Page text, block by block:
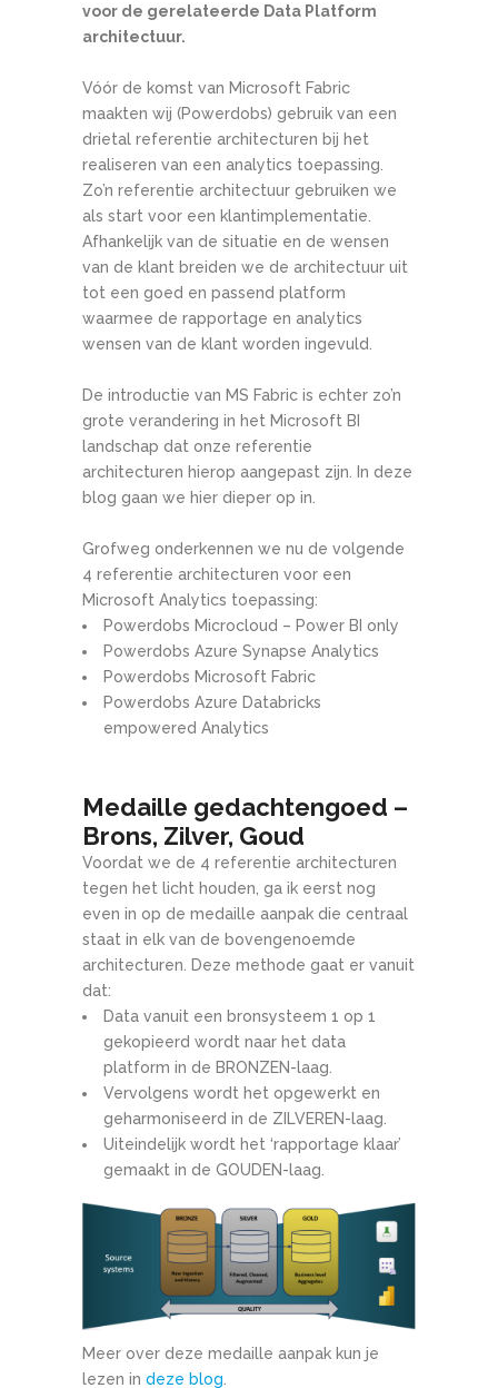
voor de gerelateerde Data Platform
architectuur.
Vóór de komst van Microsoft Fabric
maakten wij (Powerdobs) gebruik van een
drietal referentie architecturen bij het
realiseren van een analytics toepassing.
Zo’n referentie architectuur gebruiken we
als start voor een klantimplementatie.
Afhankelijk van de situatie en de wensen
van de klant breiden we de architectuur uit
tot een goed en passend platform
waarmee de rapportage en analytics
wensen van de klant worden ingevuld.
De introductie van MS Fabric is echter zo’n
grote verandering in het Microsoft BI
landschap dat onze referentie
architecturen hierop aangepast zijn. In deze
blog gaan we hier dieper op in.
Grofweg onderkennen we nu de volgende
4 referentie architecturen voor een
Microsoft Analytics toepassing:
Powerdobs Microcloud – Power BI only
Powerdobs Azure Synapse Analytics
Powerdobs Microsoft Fabric
Powerdobs Azure Databricks
empowered Analytics
Medaille gedachtengoed –
Brons, Zilver, Goud
Voordat we de 4 referentie architecturen
tegen het licht houden, ga ik eerst nog
even in op de medaille aanpak die centraal
staat in elk van de bovengenoemde
architecturen. Deze methode gaat er vanuit
dat:
Data vanuit een bronsysteem 1 op 1
gekopieerd wordt naar het data
platform in de BRONZEN-laag.
Vervolgens wordt het opgewerkt en
geharmoniseerd in de ZILVEREN-laag.
Uiteindelijk wordt het ‘rapportage klaar’
gemaakt in de GOUDEN-laag.
Meer over deze medaille aanpak kun je
lezen in deze blog